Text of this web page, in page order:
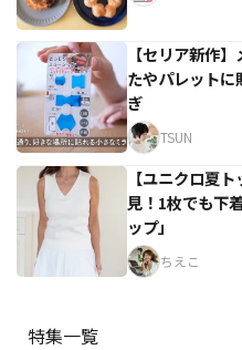
【セリア新作
たやパレット
ぎ
TSUN
【ユニクロ夏
見！1枚でも下
ップ」
ちえこ
特集一覧